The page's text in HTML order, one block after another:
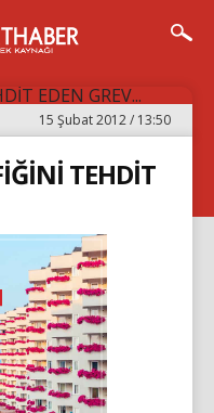
15 Şubat 2012 / 13:50
TEHDİT